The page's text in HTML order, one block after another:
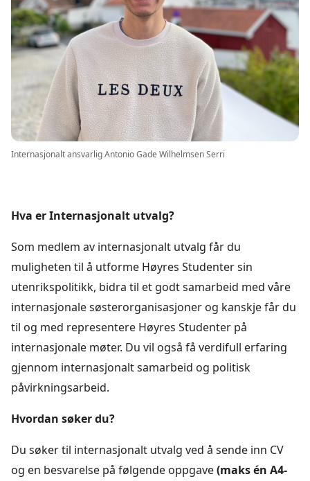
Internasjonalt ansvarlig Antonio Gade Wilhelmsen Serri
Hva er Internasjonalt utvalg?
Som medlem av internasjonalt utvalg får du
muligheten til å utforme Høyres Studenter sin
utenrikspolitikk, bidra til et godt samarbeid med våre
internasjonale søsterorganisasjoner og kanskje får du
til og med representere Høyres Studenter på
internasjonale møter. Du vil også få verdifull erfaring
gjennom internasjonalt samarbeid og politisk
påvirkningsarbeid.
Hvordan søker du?
Du søker til internasjonalt utvalg ved å sende inn CV
og en besvarelse på følgende oppgave(maks én A4-